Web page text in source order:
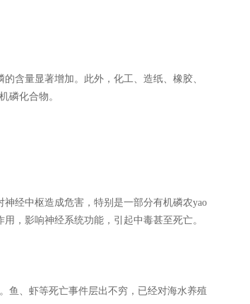
含量显著增加。此外，化工、造纸、橡胶、
磷化合物。
经中枢造成危害，特别是一部分有机磷农yao
，影响神经系统功能，引起中毒甚至死亡。
鱼、虾等死亡事件层出不穷，已经对海水养殖